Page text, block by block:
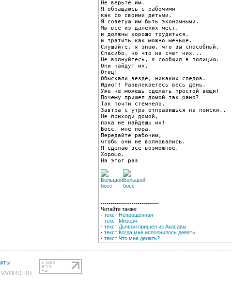
Не верьте им.
Я обращаюсь с рабочими
как со своими детьми.
Я советую им быть экономными.
Мы все из далеких мест,
и должны хорошо трудиться,
и тратить как можно меньше.
Слушайте, я знаю, что вы способный.
Спасибо, но что на счет них...
Не волнуйтесь, я сообщил в полицию.
Они найдут их.
Отец!
Обыскали везде, никаких следов.
Идиот! Развлекаетесь весь день.
Уже не можешь сделать простой вещи!
Почему пришел домой так рано?
Так почти стемнело.
Завтра с утра отправишься на поиски..
Не приходи домой,
пока не найдешь их!
Босс, мне пора.
Передайте рабочим,
чтобы они не волновались.
Я сделаю все возможное.
Хорошо.
На этот раз
------------------------------
Читайте также:
- текст Непрощённая
- текст Мизери
- текст Дьявол пришёл из Акасавы
- текст Когда мне исполнилось девять
- текст Что мне делать?